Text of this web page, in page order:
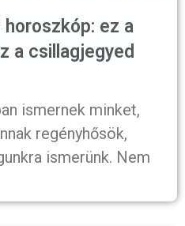
horoszkóp: ez a
a csillagjegyed
ismernek minket,
regényhősök,
ismerünk. Nem